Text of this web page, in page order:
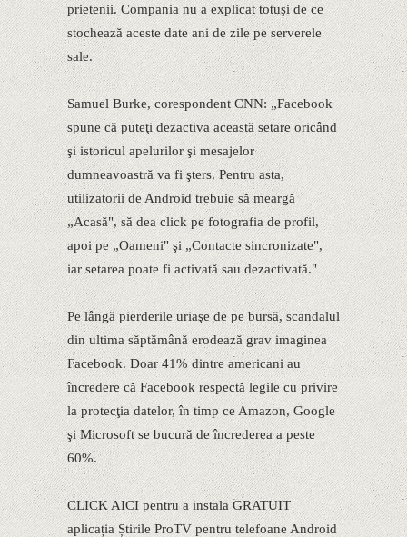
prietenii. Compania nu a explicat totuşi de ce
stochează aceste date ani de zile pe serverele
sale.
Samuel Burke, corespondent CNN: „Facebook
spune că puteţi dezactiva această setare oricând
şi istoricul apelurilor şi mesajelor
dumneavoastră va fi şters. Pentru asta,
utilizatorii de Android trebuie să meargă
„Acasă", să dea click pe fotografia de profil,
apoi pe „Oameni" şi „Contacte sincronizate",
iar setarea poate fi activată sau dezactivată."
Pe lângă pierderile uriaşe de pe bursă, scandalul
din ultima săptămână erodează grav imaginea
Facebook. Doar 41% dintre americani au
încredere că Facebook respectă legile cu privire
la protecţia datelor, în timp ce Amazon, Google
şi Microsoft se bucură de încrederea a peste
60%.
CLICK AICI pentru a instala GRATUIT
aplicația Știrile ProTV pentru telefoane Android